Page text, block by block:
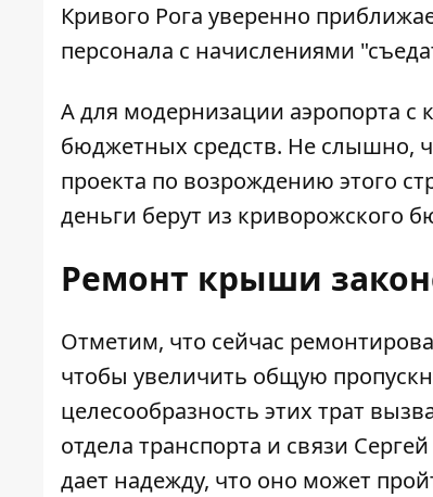
Кривого Рога уверенно
персонала с начислениями
А для модернизации аэропорта
бюджетных средств. Не слышно,
проекта по возрождению этого
деньги берут из криворожского
Ремонт крыши
Отметим, что сейчас
чтобы увеличить общую
целесообразность этих трат
отдела транспорта и связи
дает надежду, что оно может